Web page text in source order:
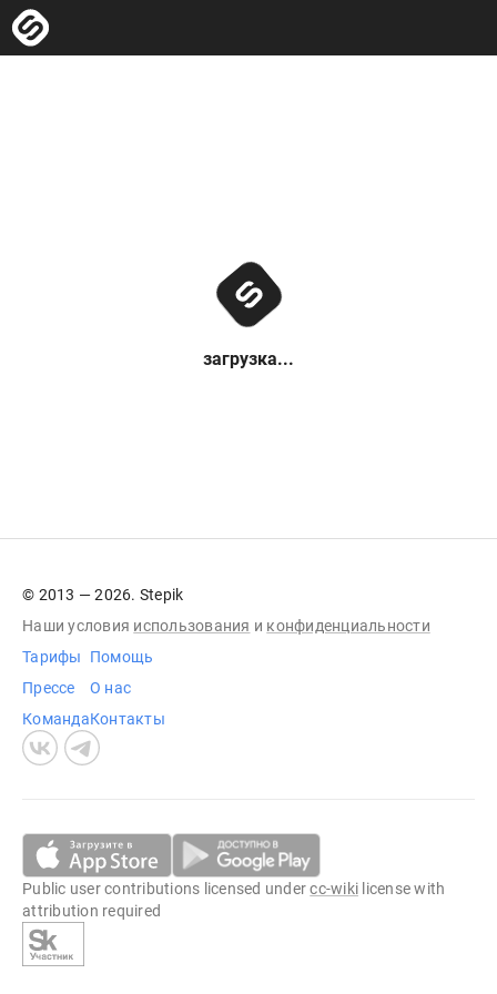
загрузка...
© 2013 — 2026. Stepik
Наши условия использования и конфиденциальности
Тарифы
Прессе
Команда
Помощь
О нас
Контакты
Public user contributions licensed undercc-wiki license with
attribution required